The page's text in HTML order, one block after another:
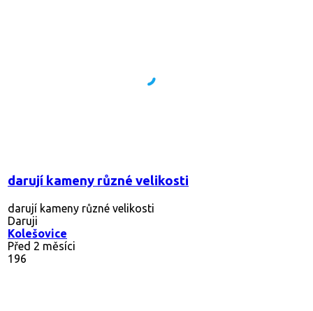
darují kameny různé velikosti
darují kameny různé velikosti
Daruji
Kolešovice
Před 2 měsíci
196